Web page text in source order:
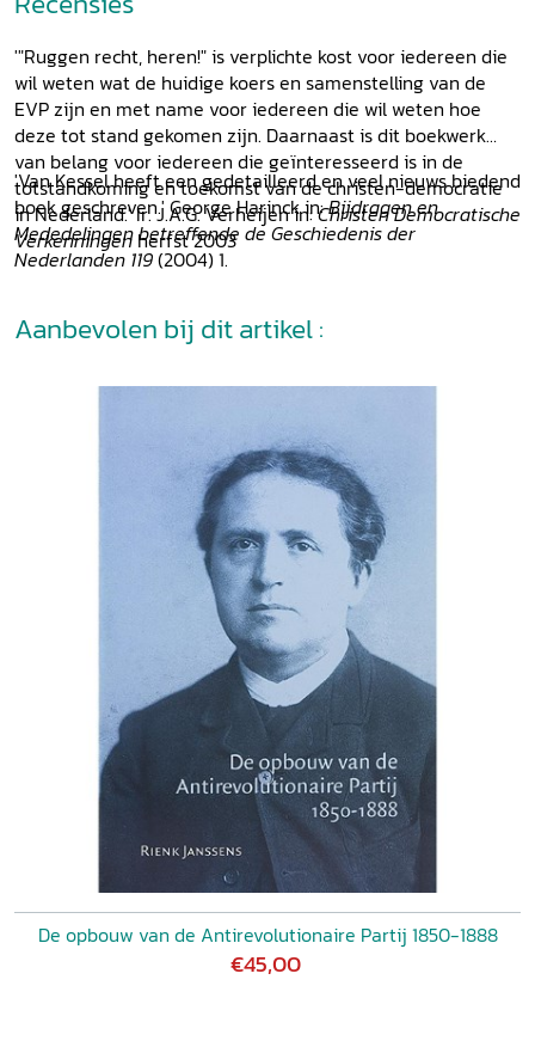
'"Ruggen recht, heren!" is verplichte kost voor iedereen die
wil weten wat de huidige koers en samenstelling van de
EVP zijn en met name voor iedereen die wil weten hoe
deze tot stand gekomen zijn. Daarnaast is dit boekwerk
van belang voor iedereen die geïnteresseerd is in de
totstandkoming en toekomst van de christen-democratie
in Nederland.' Ir. J.A.G. Verheijen in:Christen Democratische
Verkenningenherfst 2003
'Van Kessel heeft een gedetailleerd en veel nieuws biedend
boek geschreven.' George Harinck in:Bijdragen en
Mededelingen betreffende de Geschiedenis der
Nederlanden 119(2004) 1.
Aanbevolen bij dit artikel :
De opbouw van de Antirevolutionaire Partij 1850-1888
€45,00